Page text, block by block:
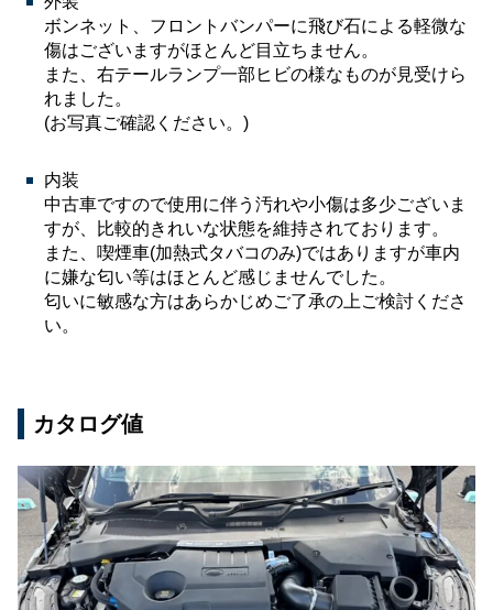
ボンネット、フロントバンパーに飛び石による軽微な
傷はございますがほとんど目立ちません。
また、右テールランプ一部ヒビの様なものが見受けら
れました。
(お写真ご確認ください。)
内装
中古車ですので使用に伴う汚れや小傷は多少ございま
すが、比較的きれいな状態を維持されております。
また、喫煙車(加熱式タバコのみ)ではありますが車内
に嫌な匂い等はほとんど感じませんでした。
匂いに敏感な方はあらかじめご了承の上ご検討くださ
い。
カタログ値